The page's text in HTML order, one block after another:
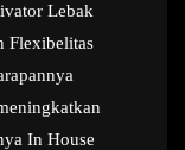
Lebak
Flexibelitas
In House